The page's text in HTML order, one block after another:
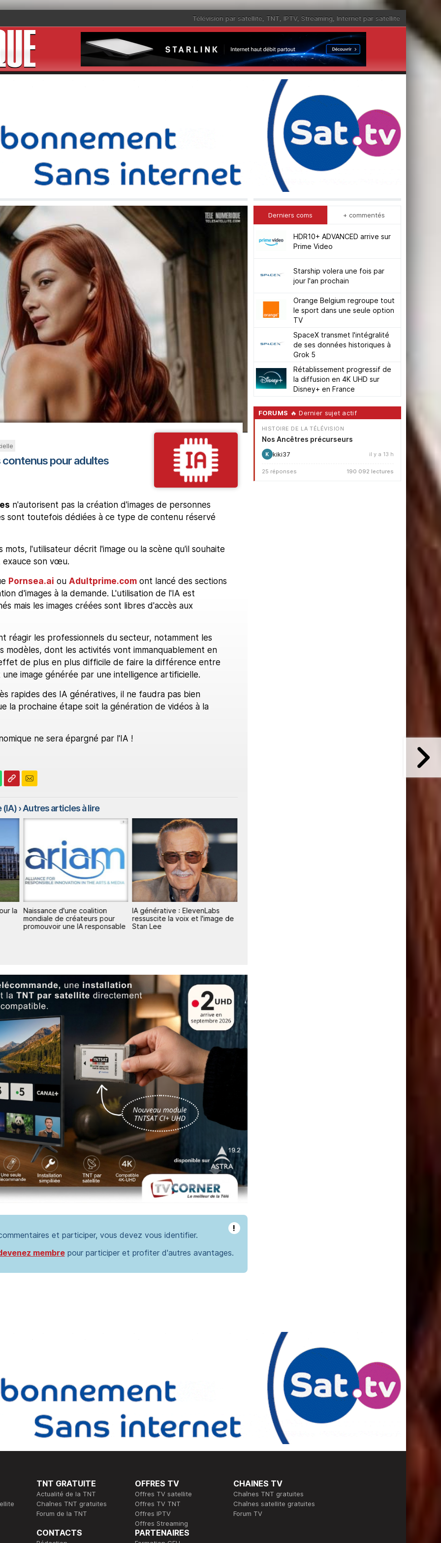
Télévision par satellite, TNT, IPTV, Streaming, Internet par satellite
contenus pour adultes
n'autorisent pas la création d'images de personnes
sont toutefois dédiées à ce type de contenu réservé
mots, l'utilisateur décrit l'image ou la scène qu'il souhaite
exauce son vœu.
Pornsea.ai ou Adultprime.comont lancé des sections
d'images à la demande. L'utilisation de l'IA est
mais les images créées sont libres d'accès aux
réagir les professionnels du secteur, notamment les
modèles, dont les activités vont immanquablement en
de plus en plus difficile de faire la différence entre
image générée par une intelligence artificielle.
rapides des IA génératives, il ne faudra pas bien
la prochaine étape soit la génération de vidéos à la
ne sera épargné par l'IA !
(IA)› Autres articles à lire
la
Naissance d'une coalition
mondiale de créateurs pour
promouvoir une IA responsable
IA générative : ElevenLabs
ressuscite la voix et l'image de
Stan Lee
!
et participer, vous devez vous identifier.
membrepour participer et profiter d'autres avantages.
Derniers coms + commentés
HDR10+ ADVANCED arrive sur
Prime Video
Starship volera une fois par
jour l'an prochain
Orange Belgium regroupe tout
le sport dans une seule option
TV
SpaceX transmet l'intégralité
de ses données historiques à
Grok 5
Rétablissement progressif de
la diffusion en 4K UHD sur
Disney+ en France
FORUMS 🔥 Dernier sujet actif
HISTOIRE DE LA TÉLÉVISION
Nos Ancêtres précurseurs
K kiki37 il y a 13 h
25 réponses 190 092 lectures
TNT GRATUITE
Actualité de la TNT
Chaînes TNT gratuites
Forum de la TNT
OFFRES TV
Offres TV satellite
Offres TV TNT
Offres IPTV
Offres Streaming
CHAINES TV
Chaînes TNT gratuites
Chaînes satellite gratuites
Forum TV
CONTACTS PARTENAIRES